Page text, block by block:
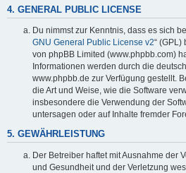
4. GENERAL PUBLIC LICENSE
Du nimmst zur Kenntnis, dass es sich
GNU General Public License v2“ (GPL)
von phpBB Limited (www.phpbb.com)
Informationen werden durch die
www.phpbb.de zur Verfügung gestellt.
die Art und Weise, wie die Software
insbesondere die Verwendung der
untersagen oder auf Inhalte fremder
5. GEWÄHRLEISTUNG
Der Betreiber haftet mit Ausnahme der
und Gesundheit und der Verletzung